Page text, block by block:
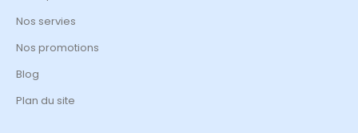
Nos servies
Nos promotions
Blog
Plan du site